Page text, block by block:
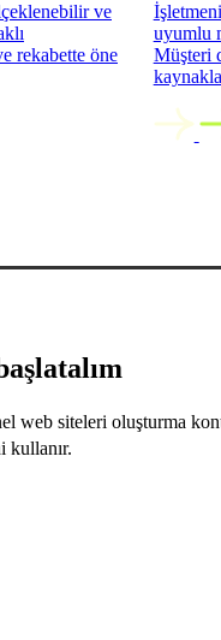
ve
rekabette öne
uyumlu
Müşteri
web siteleri oluşturma
kullanır.